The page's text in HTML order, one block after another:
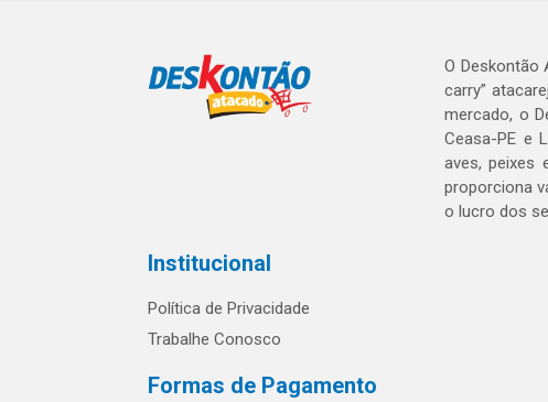
O Deskontão
carry”
mercado, o
Ceasa-PE e
aves, peixes
proporciona
o lucro dos
Institucional
Política de Privacidade
Trabalhe Conosco
Formas de Pagamento